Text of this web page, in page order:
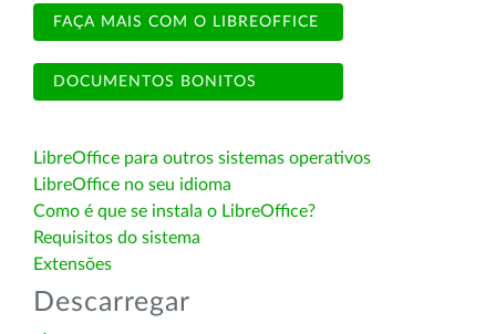
FAÇA MAIS COM O LIBREOFFICE
DOCUMENTOS BONITOS
LibreOffice para outros sistemas operativos
LibreOffice no seu idioma
Como é que se instala o LibreOffice?
Requisitos do sistema
Extensões
Descarregar